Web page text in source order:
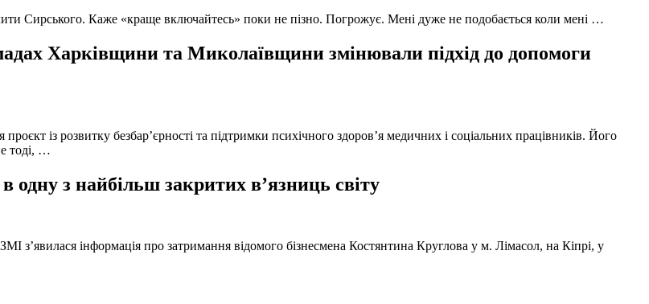
Сирського. Каже «краще включайтесь» поки не пізно. Погрожує. Мені дуже не подобається коли мені …
Харківщини та Миколаївщини змінювали підхід до допомоги
із розвитку безбар’єрності та підтримки психічного здоров’я медичних і соціальних працівників. Його
тоді, …
з найбільш закритих в’язниць світу
з’явилася інформація про затримання відомого бізнесмена Костянтина Круглова у м. Лімасол, на Кіпрі, у